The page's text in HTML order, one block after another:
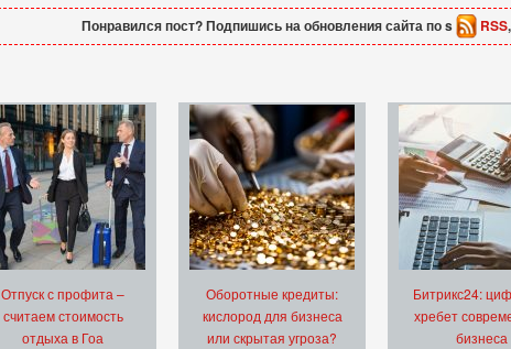
Понравился пост? Подпишись на обновления сайта по s RSS,
Отпуск с профита –
считаем стоимость
отдыха в Гоа
Оборотные кредиты:
кислород для бизнеса
или скрытая угроза?
Битрикс24:
хребет
бизнеса